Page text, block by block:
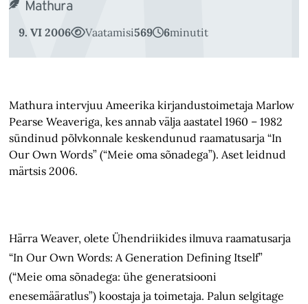
Mathura
9. VI 2006 Vaatamisi569 6minutit
Mathura intervjuu Ameerika kirjandustoimetaja Marlow
Pearse Weaveriga, kes annab välja aastatel 1960 – 1982
sündinud põlvkonnale keskendunud raamatusarja “In
Our Own Words” (“Meie oma sõnadega”). Aset leidnud
märtsis 2006.
Härra Weaver, olete Ühendriikides ilmuva raamatusarja
“In Our Own Words: A Generation Defining Itself”
(“Meie oma sõnadega: ühe generatsiooni
enesemääratlus”) koostaja ja toimetaja. Palun selgitage